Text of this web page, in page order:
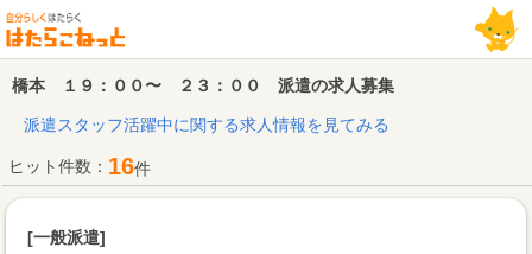
橋本 １９：００〜 ２３：００ 派遣の求人募集
派遣スタッフ活躍中に関する求人情報を見てみる
ヒット件数： 16件
[一般派遣]